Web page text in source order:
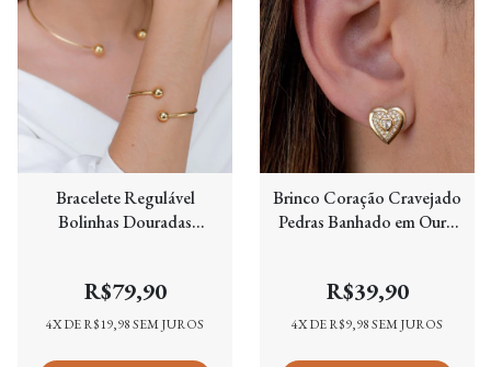
Bracelete Regulável
Bolinhas Douradas
R$79,90
4X DER$19,98SEM JUROS
Brinco Coração Cravejado
Pedras Banhado em Ouro
R$39,90
4X DER$9,98SEM JUROS